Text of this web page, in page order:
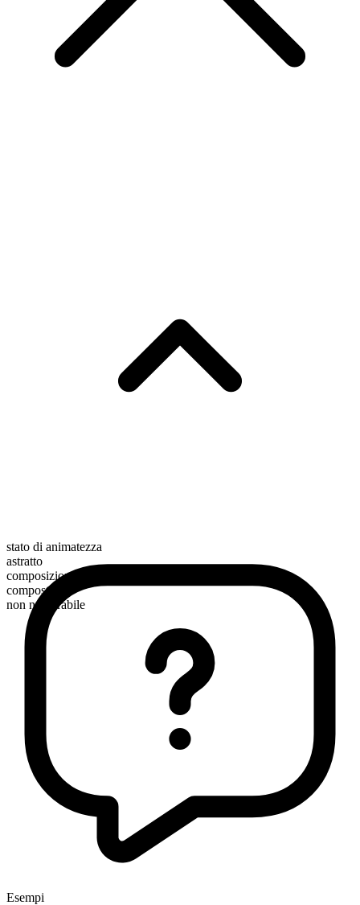
stato di animatezza
astratto
composizione morfologica
composto
non numerabile
Esempi